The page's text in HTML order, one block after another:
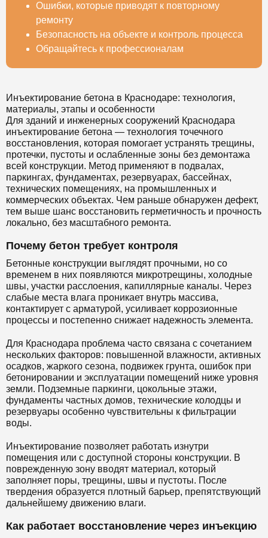
Ошибки, которые приводят к повторному
ремонту
Безопасность на объекте и контроль процесса
Обращайтесь к профессионалам
Инъектирование бетона в Краснодаре: технология,
материалы, этапы и особенности
Для зданий и инженерных сооружений Краснодара
инъектирование бетона — технология точечного
восстановления, которая помогает устранять трещины,
протечки, пустоты и ослабленные зоны без демонтажа
всей конструкции. Метод применяют в подвалах,
паркингах, фундаментах, резервуарах, бассейнах,
технических помещениях, на промышленных и
коммерческих объектах. Чем раньше обнаружен дефект,
тем выше шанс восстановить герметичность и прочность
локально, без масштабного ремонта.
Почему бетон требует контроля
Бетонные конструкции выглядят прочными, но со
временем в них появляются микротрещины, холодные
швы, участки расслоения, капиллярные каналы. Через
слабые места влага проникает внутрь массива,
контактирует с арматурой, усиливает коррозионные
процессы и постепенно снижает надежность элемента.
Для Краснодара проблема часто связана с сочетанием
нескольких факторов: повышенной влажности, активных
осадков, жаркого сезона, подвижек грунта, ошибок при
бетонировании и эксплуатации помещений ниже уровня
земли. Подземные паркинги, цокольные этажи,
фундаменты частных домов, технические колодцы и
резервуары особенно чувствительны к фильтрации
воды.
Инъектирование позволяет работать изнутри
помещения или с доступной стороны конструкции. В
поврежденную зону вводят материал, который
заполняет поры, трещины, швы и пустоты. После
твердения образуется плотный барьер, препятствующий
дальнейшему движению влаги.
Как работает восстановление через инъекцию